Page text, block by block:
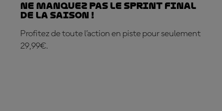
Ne manquez pas le sprint final
de la saison !
Profitez de toute l’action en piste pour seulement
29,99€.